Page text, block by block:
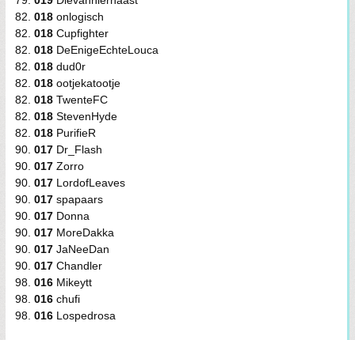
82. 018 onlogisch
82. 018 Cupfighter
82. 018 DeEnigeEchteLouca
82. 018 dud0r
82. 018 ootjekatootje
82. 018 TwenteFC
82. 018 StevenHyde
82. 018 PurifieR
90. 017 Dr_Flash
90. 017 Zorro
90. 017 LordofLeaves
90. 017 spapaars
90. 017 Donna
90. 017 MoreDakka
90. 017 JaNeeDan
90. 017 Chandler
98. 016 Mikeytt
98. 016 chufi
98. 016 Lospedrosa